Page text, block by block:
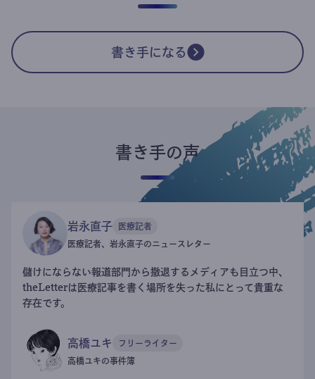
書き手になる
書き手の声
岩永直子 医療記者
医療記者、岩永直子のニュースレター
儲けにならない報道部門から撤退するメディアも目立つ中、
theLetterは医療記事を書く場所を失った私にとって貴重な
存在です。
高橋ユキ フリーライター
高橋ユキの事件簿